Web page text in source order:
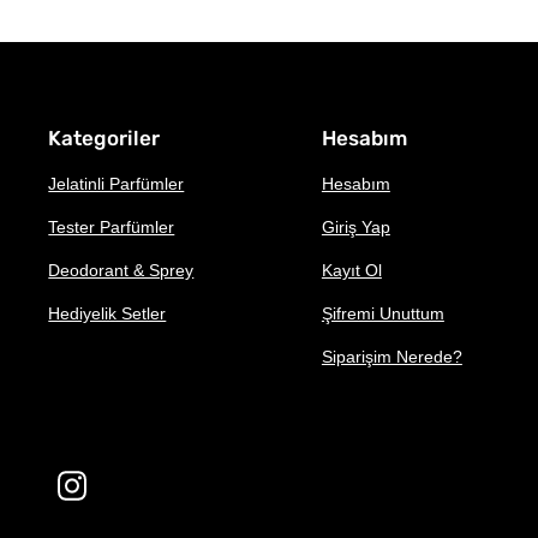
Kategoriler
Jelatinli Parfümler
Tester Parfümler
Deodorant & Sprey
Hediyelik Setler
Hesabım
Hesabım
Giriş Yap
Kayıt Ol
Şifremi Unuttum
Siparişim Nerede?